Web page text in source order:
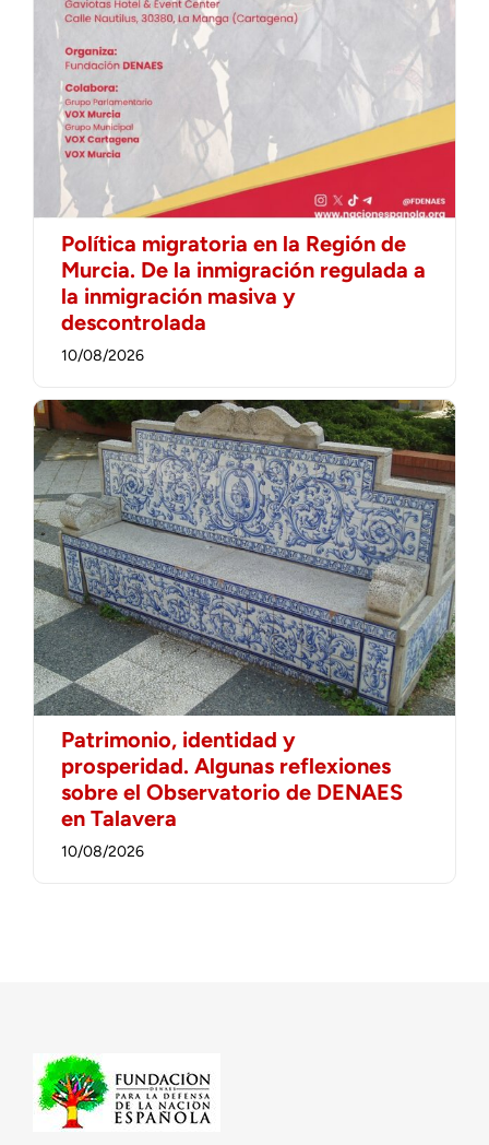
Política migratoria en la Región de
Murcia. De la inmigración regulada a
la inmigración masiva y
descontrolada
10/08/2026
Patrimonio, identidad y
prosperidad. Algunas reflexiones
sobre el Observatorio de DENAES
en Talavera
10/08/2026